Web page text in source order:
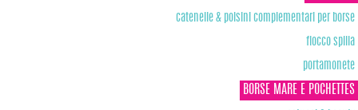
catenelle & polsini complementari per borse
fiocco spilla
portamonete
BORSE MARE E POCHETTES